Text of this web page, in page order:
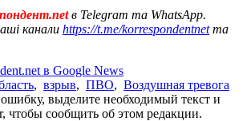
в Telegram та WhatsApp.
канали https://t.me/korrespondentnetта
в Google News
, взрыв, ПВО, Воздушная тревога
выделите необходимый текст и
чтобы сообщить об этом редакции.